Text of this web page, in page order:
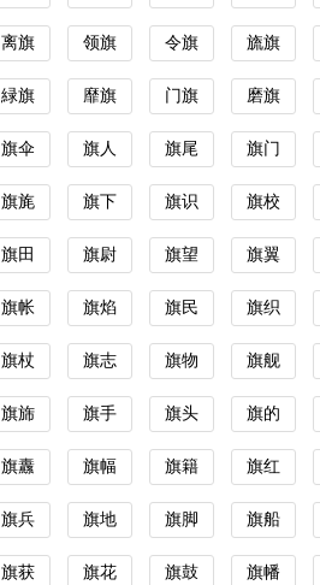
离旗 领旗 令旗 旒旗
緑旗 靡旗 门旗 磨旗
旗伞 旗人 旗尾 旗门
旗旄 旗下 旗识 旗校
旗田 旗尉 旗望 旗翼
旗帐 旗焰 旗民 旗织
旗杖 旗志 旗物 旗舰
旗旆 旗手 旗头 旗的
旗纛 旗幅 旗籍 旗红
旗兵 旗地 旗脚 旗船
旗获 旗花 旗鼓 旗幡